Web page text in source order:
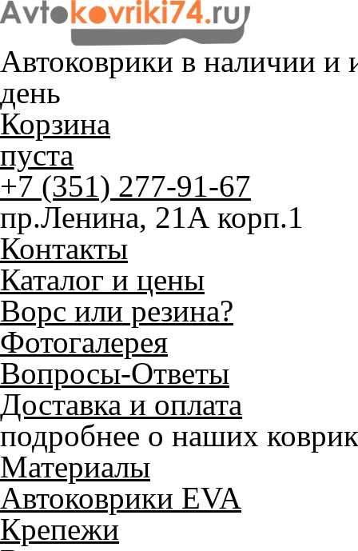
Автоковрики в наличии и
день
Корзина
пуста
+7 (351) 277-91-67
пр.Ленина, 21А корп.1
Контакты
Каталог и цены
Ворс или резина?
Фотогалерея
Вопросы-Ответы
Доставка и оплата
подробнее о наших
Материалы
Автоковрики EVA
Крепежи